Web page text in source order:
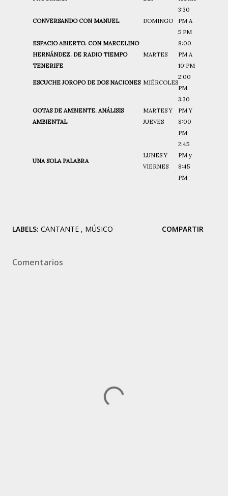
CONVERSANDO CON MANUEL DOMINGO
3:30
PM A
5 PM
ESPACIO ABIERTO. CON MARCELINO
HERNÁNDEZ. DE RADIO TIEMPO
TENERIFE
MARTES
8:00
PM A
10:PM
ESCUCHE JOROPO DE DOS NACIONES MIÉRCOLES
2:00
PM
GOTAS DE AMBIENTE. ANÁLISIS
AMBIENTAL
MARTES Y
JUEVES
3:30
PM Y
8:00
PM
UNA SOLA PALABRA
LUNES Y
VIERNES
2:45
PM y
8:45
PM
LABELS: CANTANTE MÚSICO COMPARTIR
Comentarios